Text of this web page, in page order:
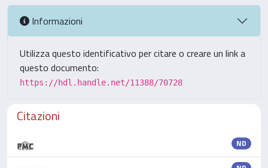
Informazioni
Utilizza questo identificativo per citare o creare un link a
questo documento:
https://hdl.handle.net/11388/70728
Citazioni
ND